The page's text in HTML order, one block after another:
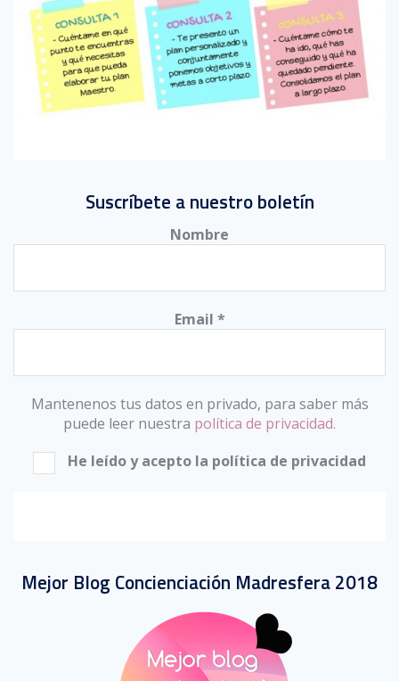
Suscríbete a nuestro boletín
Nombre
Email *
Mantenenos tus datos en privado, para saber más
puede leer nuestra política de privacidad.
He leído y acepto la política de privacidad
Mejor Blog Concienciación Madresfera 2018